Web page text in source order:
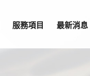
服務項目 最新消息